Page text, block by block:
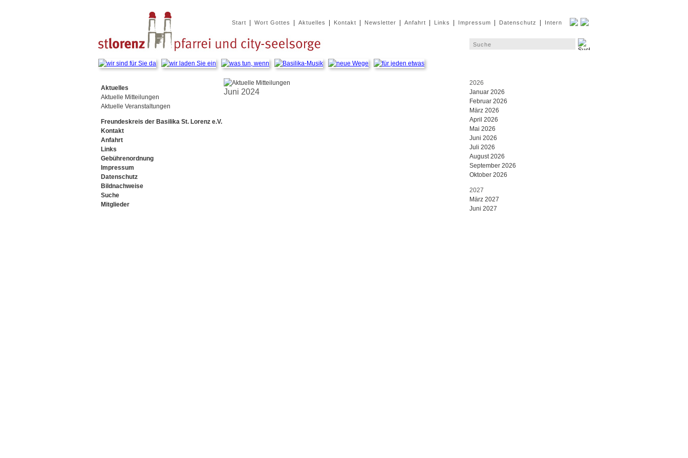
Start Wort Gottes Aktuelles Kontakt Newsletter Anfahrt Links Impressum Datenschutz Intern
Juni 2024
Navigation
überspringen
Aktuelles
Aktuelle Mitteilungen
Aktuelle Veranstaltungen
Freundeskreis der Basilika St. Lorenz e.V.
Kontakt
Anfahrt
Links
Gebührenordnung
Impressum
Datenschutz
Bildnachweise
Suche
Mitglieder
2026
Januar 2026
Februar 2026
März 2026
April 2026
Mai 2026
Juni 2026
Juli 2026
August 2026
September 2026
Oktober 2026
2027
März 2027
Juni 2027